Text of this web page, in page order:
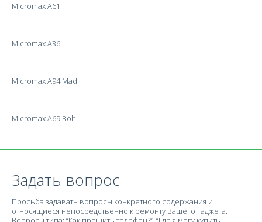
Micromax A61
Micromax A36
Micromax A94 Mad
Micromax A69 Bolt
Задать вопрос
Просьба задавать вопросы конкретного содержания и
относящиеся непосредственно к ремонту Вашего гаджета.